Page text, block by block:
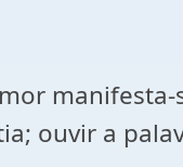
manifesta-
ouvir a